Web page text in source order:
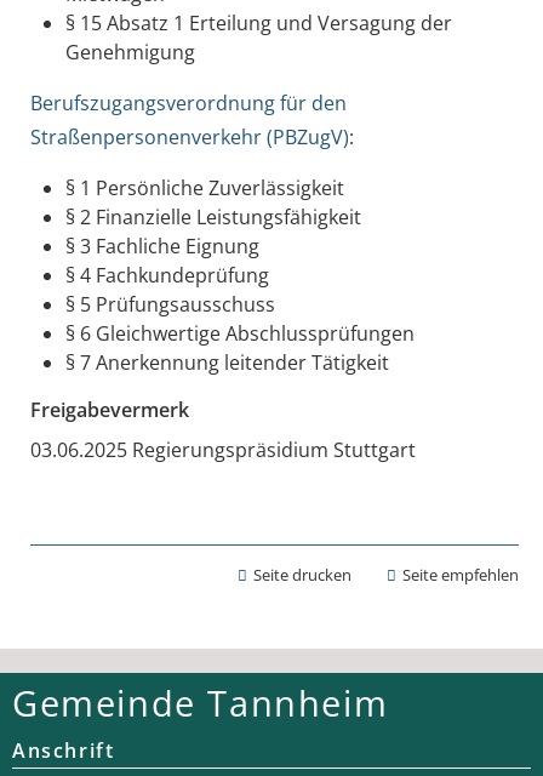
§ 15 Absatz 1 Erteilung und Versagung der
Genehmigung
Berufszugangsverordnung für den
Straßenpersonenverkehr (PBZugV):
§ 1 Persönliche Zuverlässigkeit
§ 2 Finanzielle Leistungsfähigkeit
§ 3 Fachliche Eignung
§ 4 Fachkundeprüfung
§ 5 Prüfungsausschuss
§ 6 Gleichwertige Abschlussprüfungen
§ 7 Anerkennung leitender Tätigkeit
Freigabevermerk
03.06.2025 Regierungspräsidium Stuttgart
Seite drucken Seite empfehlen
Gemeinde Tannheim
Anschrift